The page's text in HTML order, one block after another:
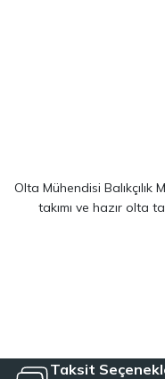
Olta Mühendisi Balıkçılık
takımı ve hazır olta
çözümler
Taksit